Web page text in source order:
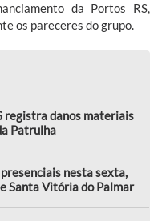
da Portos RS,
os pareceres do grupo.
registra danos materiais
Patrulha
nesta sexta,
Santa Vitória do Palmar